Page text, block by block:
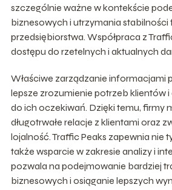
szczególnie ważne w kontekście
biznesowych i utrzymania stabilności
przedsiębiorstwa. Współpraca z
dostępu do rzetelnych i aktualnych
Właściwe zarządzanie informacjami
lepsze zrozumienie potrzeb klientów
do ich oczekiwań. Dzięki temu, firmy
długotrwałe relacje z klientami oraz
lojalność. Traffic Peaks zapewnia nie
także wsparcie w zakresie analizy i
pozwala na podejmowanie bardziej
biznesowych i osiąganie lepszych